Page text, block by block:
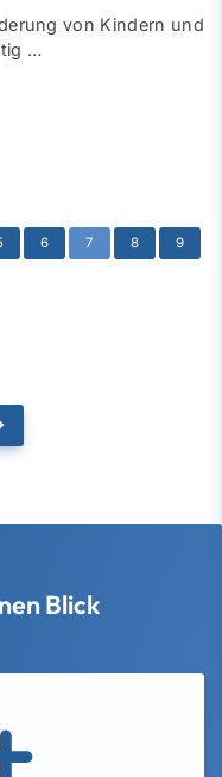
von Kindern und
…
6 7 8 9
Blick